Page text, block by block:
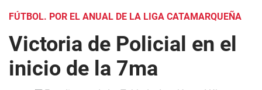
FÚTBOL. POR EL ANUAL DE LA LIGA CATAMARQUEÑA
Victoria de Policial en el
inicio de la 7ma